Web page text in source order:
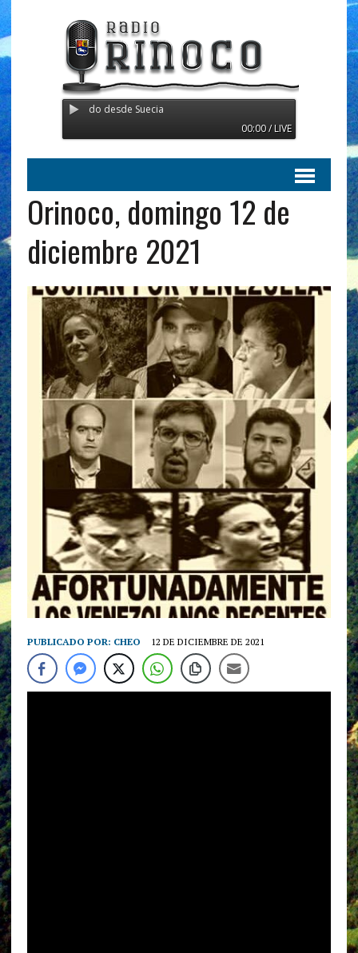
- Transmitiendo desde Suecia
00:00 / LIVE
Orinoco, domingo 12 de
diciembre 2021
PUBLICADO POR: CHEO 12 DE DICIEMBRE DE 2021